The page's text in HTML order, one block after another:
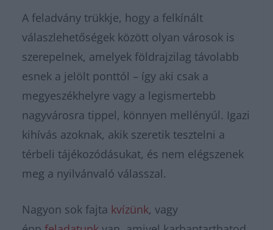
A feladvány trükkje, hogy a felkínált
válaszlehetőségek között olyan városok is
szerepelnek, amelyek földrajzilag távolabb
esnek a jelölt ponttól – így aki csak a
megyeszékhelyre vagy a legismertebb
nagyvárosra tippel, könnyen mellényúl. Igazi
kihívás azoknak, akik szeretik tesztelni a
térbeli tájékozódásukat, és nem elégszenek
meg a nyilvánvaló válasszal.
Nagyon sok fajta kvízünk, vagy